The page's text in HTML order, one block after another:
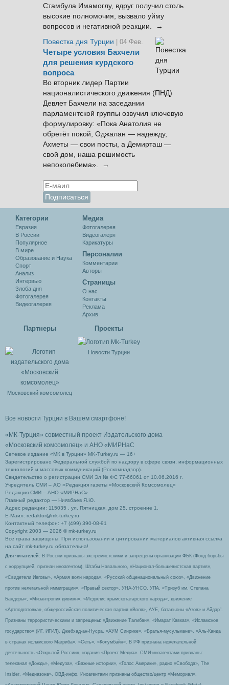
Стамбула Имамоглу, вдруг получил столь
высокие полномочия, вызвало уйму
вопросов и негативной реакции. →
Повестка дня Турции
| 04 Фев.
Четыре условия Бахчели
для решения курдского
вопроса
Во вторник лидер Партии
националистического движения (ПНД)
Девлет Бахчели на заседании
парламентской группы озвучил ключевую
формулировку: «Пока Анатолия не
обретёт покой, Оджалан — надежду,
Ахметы — свои посты, а Демирташ —
свой дом, наша решимость
непоколебима». →
Категории
Евразия
В России
Популярное
В мире
Образование и Наука
Спорт
Анализ
Интервью
Злоба дня
Фотогалерея
Видеогалерея
Медиа
Фотогалерея
Видеогалеря
Карикатуры
Персоналии
Комментарии
Авторы
Cтраницы
О нас
Контакты
Реклама
Архив
Партнеры
Московский комсомолец
Проекты
Новости Турции
Все новости Турции в Вашем смартфоне!
«МК-Турция» совместный проект Издательского дома
«Московский комсомолец» и АНО «МИРНаС
Сетевое издание «МК в Турции» MK-Turkey.ru — 16+
Зарегистрировано Федеральной службой по надзору в сфере связи, информационных
технологий и массовых коммуникаций (Роскомнадзор).
Свидетельство о регистрации СМИ Эл № ФС 77-66061 от 10.06.2016 г.
Учредитель СМИ – АО «Редакция газеты «Московский Комсомолец»
Редакция СМИ – АНО «МИРНаС»
Главный редактор — Ниязбаев Я.Ю.
Адрес редакции: 115035 , ул. Пятницкая, дом 25, строение 1.
Е-Маил: redaktor@mk-turkey.ru
Контактный телефон: +7 (499) 390-08-91
Copyright 2003 — 2026 © mk-turkey.ru
Все права защищены. При использовании и цитировании материалов активная ссылка
на сайт mk-turkey.ru обязательна!
Для читателей : В России признаны экстремистскими и запрещены организации ФБК (Фонд борьбы
с коррупцией, признан иноагентом), Штабы Навального, «Национал-большевистская партия»,
«Свидетели Иеговы», «Армия воли народа», «Русский общенациональный союз», «Движение
против нелегальной иммиграции», «Правый сектор», УНА-УНСО, УПА, «Тризуб им. Степана
Бандеры», «Мизантропик дивижн», «Меджлис крымскотатарского народа», движение
«Артподготовка», общероссийская политическая партия «Воля», АУЕ, батальоны «Азов» и Айдар″.
Признаны террористическими и запрещены: «Движение Талибан», «Имарат Кавказ», «Исламское
государство» (ИГ, ИГИЛ), Джебхад-ан-Нусра, «АУМ Синрике», «Братья-мусульмане», «Аль-Каида
в странах исламского Магриба», «Сеть», «Колумбайн». В РФ признана нежелательной
деятельность «Открытой России», издания «Проект Медиа». СМИ-иноагентами признаны:
телеканал «Дождь», «Медуза», «Важные истории», «Голос Америки», радио «Свобода», The
Insider, «Медиазона», ОВД-инфо. Иноагентами признаны общество/центр «Мемориал»,